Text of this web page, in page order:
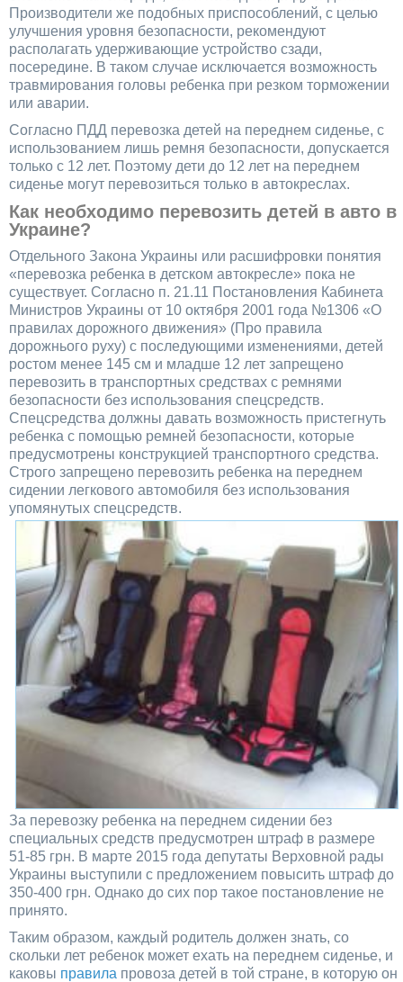
Производители же подобных приспособлений, с целью
улучшения уровня безопасности, рекомендуют
располагать удерживающие устройство сзади,
посередине. В таком случае исключается возможность
травмирования головы ребенка при резком торможении
или аварии.
Согласно ПДД перевозка детей на переднем сиденье, с
использованием лишь ремня безопасности, допускается
только с 12 лет. Поэтому дети до 12 лет на переднем
сиденье могут перевозиться только в автокреслах.
Как необходимо перевозить детей в авто в
Украине?
Отдельного Закона Украины или расшифровки понятия
«перевозка ребенка в детском автокресле» пока не
существует. Согласно п. 21.11 Постановления Кабинета
Министров Украины от 10 октября 2001 года №1306 «О
правилах дорожного движения» (Про правила
дорожнього руху) с последующими изменениями, детей
ростом менее 145 см и младше 12 лет запрещено
перевозить в транспортных средствах с ремнями
безопасности без использования спецсредств.
Спецсредства должны давать возможность пристегнуть
ребенка с помощью ремней безопасности, которые
предусмотрены конструкцией транспортного средства.
Строго запрещено перевозить ребенка на переднем
сидении легкового автомобиля без использования
упомянутых спецсредств.
За перевозку ребенка на переднем сидении без
специальных средств предусмотрен штраф в размере
51-85 грн. В марте 2015 года депутаты Верховной рады
Украины выступили с предложением повысить штраф до
350-400 грн. Однако до сих пор такое постановление не
принято.
Таким образом, каждый родитель должен знать, со
скольки лет ребенок может ехать на переднем сиденье, и
каковы правила провоза детей в той стране, в которую он